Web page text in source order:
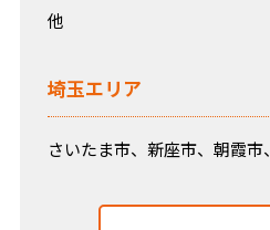
他
埼玉エリア
さいたま市、新座市、朝霞